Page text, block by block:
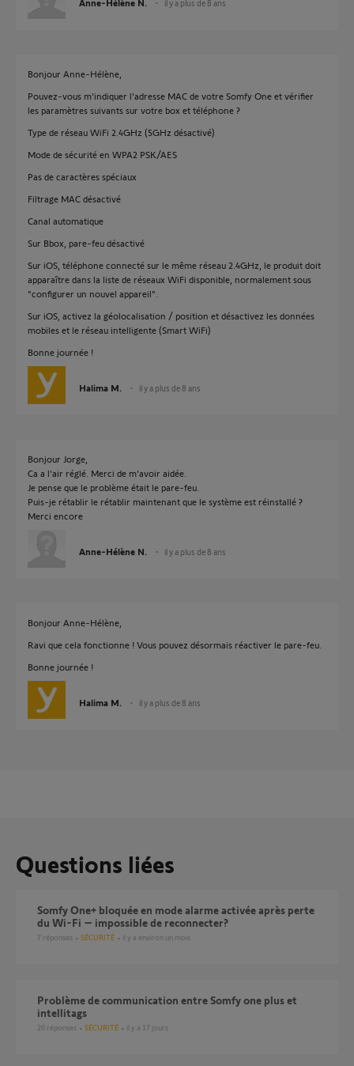
Anne-Hélène N. il y a plus de 8 ans
Bonjour Anne-Hélène,
Pouvez-vous m'indiquer l'adresse MAC de votre Somfy One et vérifier
les paramètres suivants sur votre box et téléphone ?
Type de réseau WiFi 2.4GHz (5GHz désactivé)
Mode de sécurité en WPA2 PSK/AES
Pas de caractères spéciaux
Filtrage MAC désactivé
Canal automatique
Sur Bbox, pare-feu désactivé
Sur iOS, téléphone connecté sur le même réseau 2.4GHz, le produit doit
apparaître dans la liste de réseaux WiFi disponible, normalement sous
"configurer un nouvel appareil".
Sur iOS, activez la géolocalisation / position et désactivez les données
mobiles et le réseau intelligente (Smart WiFi)
Bonne journée !
Halima M. il y a plus de 8 ans
Bonjour Jorge,
Ca a l'air réglé. Merci de m'avoir aidée.
Je pense que le problème était le pare-feu.
Puis-je rétablir le rétablir maintenant que le système est réinstallé ?
Merci encore
Anne-Hélène N. il y a plus de 8 ans
Bonjour Anne-Hélène,
Ravi que cela fonctionne ! Vous pouvez désormais réactiver le pare-feu.
Bonne journée !
Halima M. il y a plus de 8 ans
Questions liées
Somfy One+ bloquée en mode alarme activée après perte
du Wi-Fi – impossible de reconnecter?
7 réponses SÉCURITÉ il y a environ un mois
Problème de communication entre Somfy one plus et
intellitags
20 réponses SÉCURITÉ il y a 17 jours